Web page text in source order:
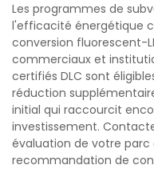
Les programmes de
l'efficacité énergétique
conversion fluorescent-
commerciaux et
certifiés DLC sont
réduction
initial qui raccourcit
investissement.
évaluation de votre
recommandation de